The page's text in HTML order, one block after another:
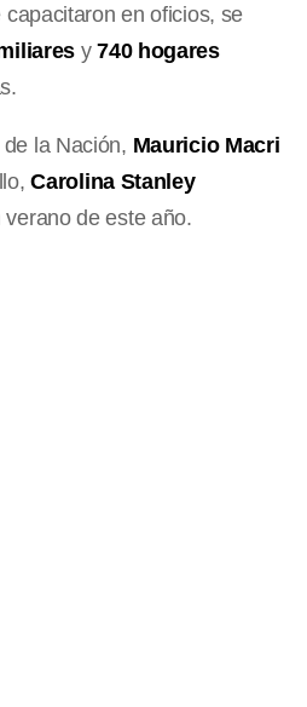
capacitaron en oficios, se
y740 hogares
la Nación, Mauricio Macri
Carolina Stanley
de este año.